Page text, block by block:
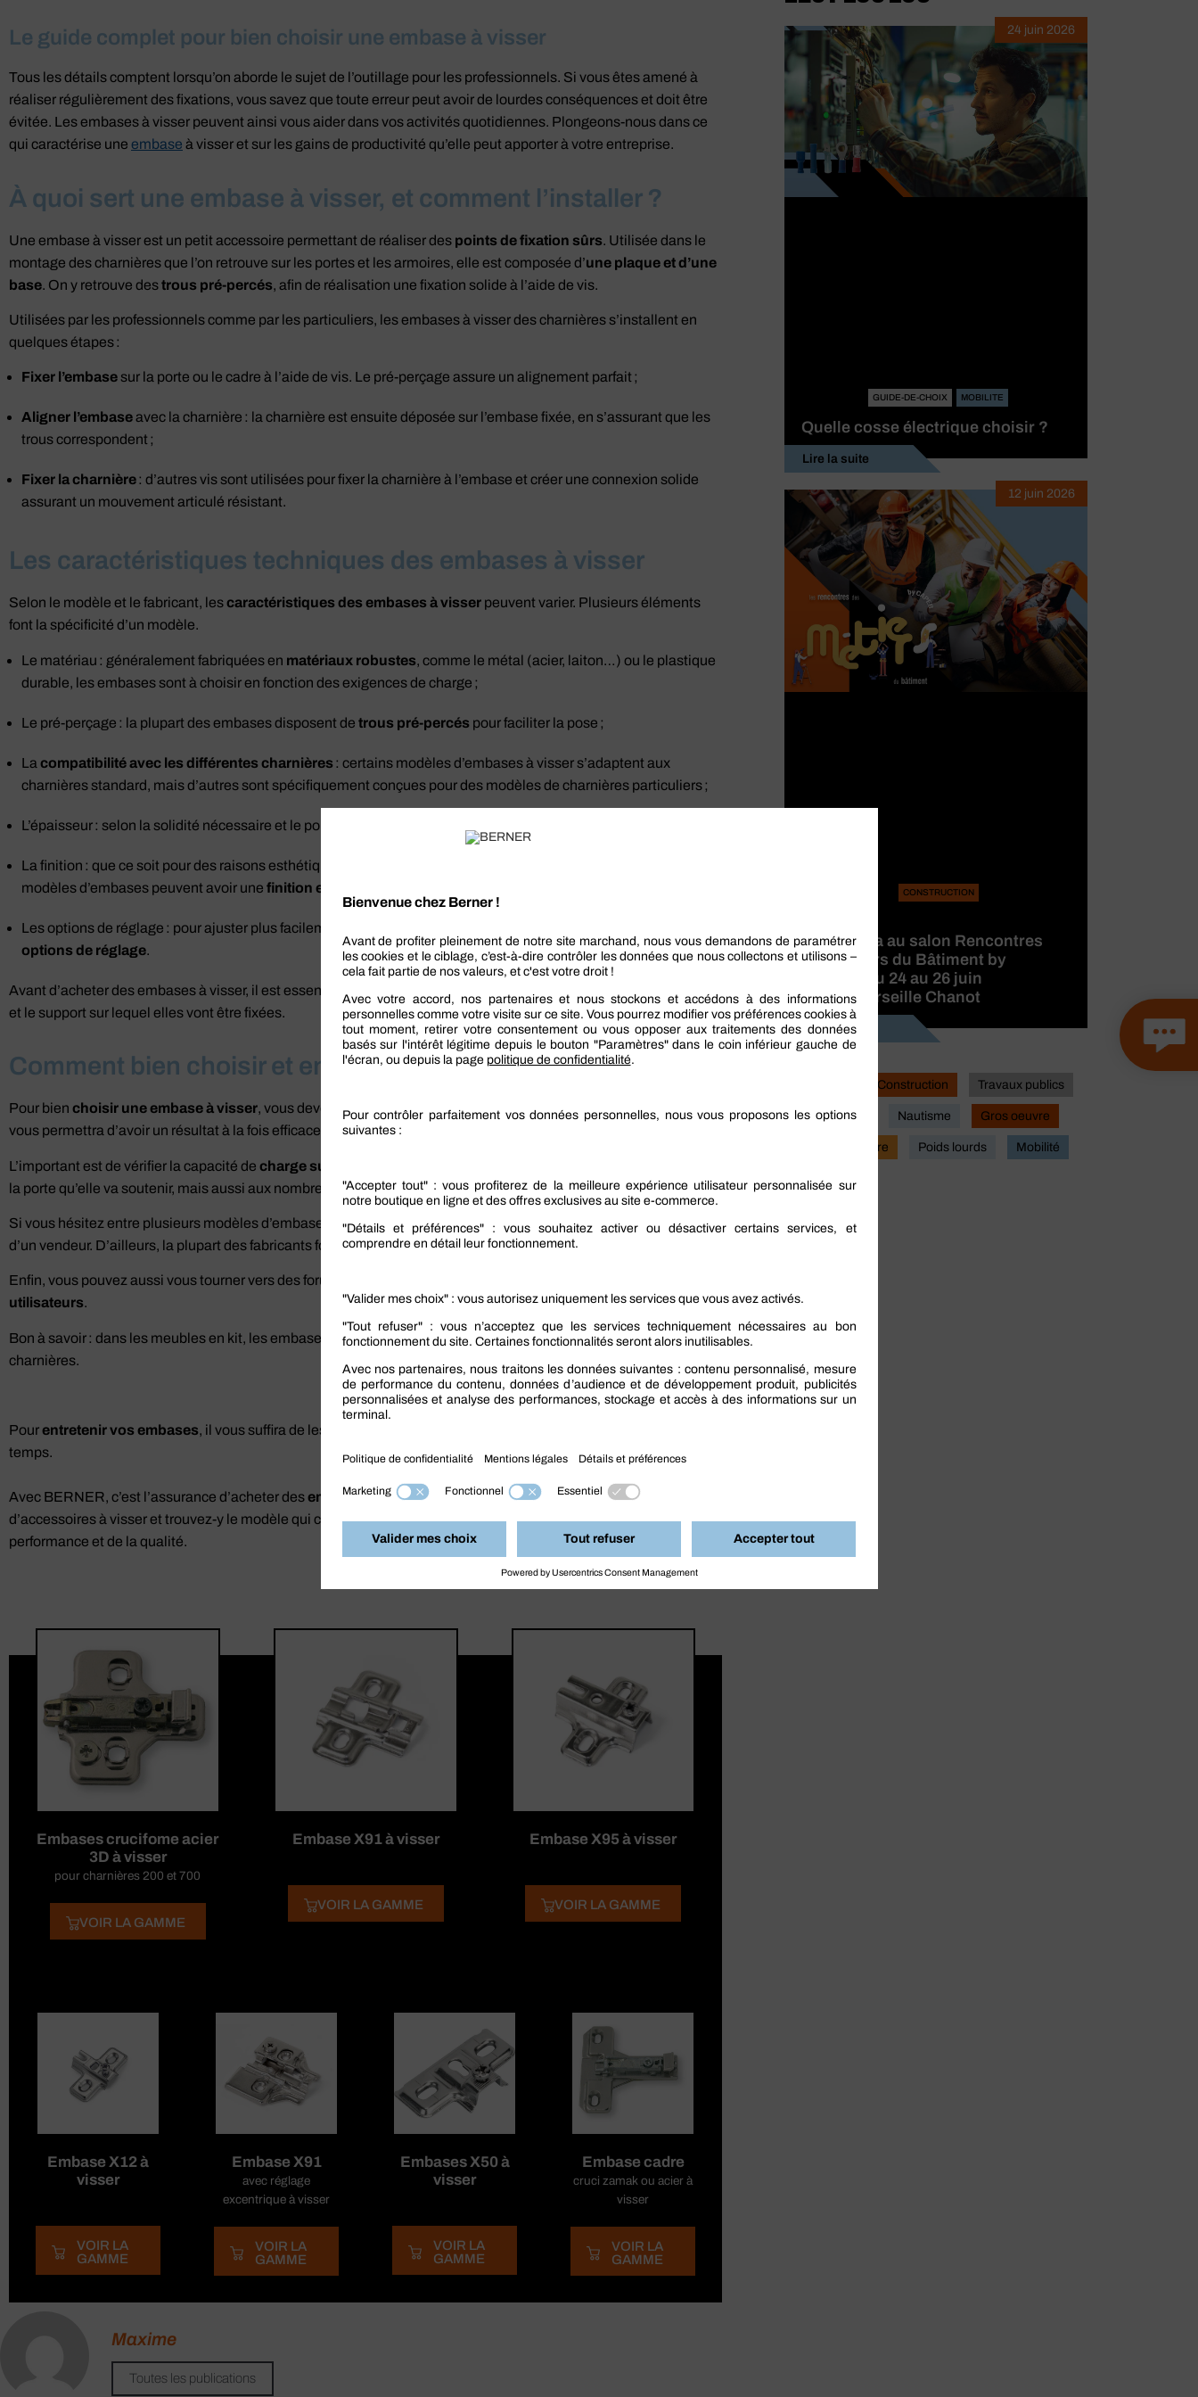
Le guide complet pour bien choisir une embase à visser
Tous les détails comptent lorsqu’on aborde le sujet de l’outillage pour les professionnels. Si vous êtes amené à
réaliser régulièrement des fixations, vous savez que toute erreur peut avoir de lourdes conséquences et doit être
évitée. Les embases à visser peuvent ainsi vous aider dans vos activités quotidiennes. Plongeons-nous dans ce
qui caractérise une embase à visseret sur les gains de productivité qu’elle peut apporter à votre entreprise.
À quoi sert une embase à visser, et comment l’installer ?
Une embase à visser est un petit accessoire permettant de réaliser des points de fixation sûrs. Utilisée dans le
montage des charnières que l’on retrouve sur les portes et les armoires, elle est composée d’une plaque et d’une
base. On y retrouve destrous pré-percés, afin de réalisation une fixation solide à l’aide de vis.
Utilisées par les professionnels comme par les particuliers, les embases à visser des charnières s’installent en
quelques étapes :
Fixer l’embase sur la porte ou le cadre à l’aide de vis. Le pré-perçage assure un alignement parfait ;
Aligner l’embaseavec la charnière : la charnière est ensuite déposée sur l’embase fixée, en s’assurant que les
trous correspondent ;
Fixer la charnière: d’autres vis sont utilisées pour fixer la charnière à l’embase et créer une connexion solide
assurant un mouvement articulé résistant.
Les caractéristiques techniques des embases à visser
Selon le modèle et le fabricant, lescaractéristiques des embases à visser peuvent varier. Plusieurs éléments
font la spécificité d’un modèle.
Le matériau : généralement fabriquées en matériaux robustes, comme le métal (acier, laiton…) ou le plastique
durable, les embases sont à choisir en fonction des exigences de charge ;
Le pré-perçage : la plupart des embases disposent de trous pré-percés pour faciliter la pose ;
La compatibilité avec les différentes charnières : certains modèles d’embases à visser s’adaptent aux
charnières standard, mais d’autres sont spécifiquement conçues pour des modèles de charnières particuliers ;
L’épaisseur : selon la solidité nécessaire et le poids à supporter, l’
La finition : que ce soit pour des raisons esthétiques, ou pour améliorer la résistance à la corrosion, certains
modèles d’embases peuvent avoir une finition en zinc, en chrome ou en laiton
Les options de réglage : pour ajuster plus facilement la position de la charnière, certaines embases offrent des
options de réglage.
Avant d’acheter des embases à visser, il est essentiel de vérifier la compatibilité avec les charnières sélectionnées
et le support sur lequel elles vont être fixées.
Comment bien choisir et entretenir une embase à visser ?
Pour bien choisir une embase à visser, vous devez donc prendre en compte toutes ses caractéristiques. Cela
vous permettra d’avoir un résultat à la fois efficace et design, quel que soit votre projet.
L’important est de vérifier la capacité de charge supportée
la porte qu’elle va soutenir, mais aussi aux nombreux mouvements d’ouverture et de fermeture qu’elle va subir.
Si vous hésitez entre plusieurs modèles d’embase, n’hésitez pas àdemander conseilauprès d’un fabricant ou
d’un vendeur. D’ailleurs, la plupart des fabricants fournissent des recommandations pour chacun de leur produit.
Enfin, vous pouvez aussi vous tourner vers des forums ou des sites Internet où vous pourrez retrouver l’
utilisateurs.
Bon à savoir : dans les meubles en kit, les embases à visser sont pratiquement toujours fournies avec les
charnières.
Pourentretenir vos embases, il vous suffira de les dépoussiérer régulièrement, et de resserrer les vis de temps en
temps.
Avec BERNER, c’est l’assurance d’acheter desembases à visserde qualité supérieure. Explorer la gamme
d’accessoires à visser et trouvez-y le modèle qui correspond à vos besoins. Berner, c’est le choix de la
performance et de la qualité.
Embases crucifome acier
3D à visser
pour charnières 200 et 700
VOIR LA GAMME
Embase X91 à visser
VOIR LA GAMME
Embase X95 à visser
VOIR LA GAMME
Embase X12 à
visser
VOIR LA
GAMME
Embase X91
avec réglage
excentrique à visser
VOIR LA
GAMME
Embases X50 à
visser
VOIR LA
GAMME
Embase cadre
cruci zamak ou acier à
visser
VOIR LA
GAMME
Maxime
Toutes les publications
GUIDE-DE-CHOIX MOBILITE
Quelle cosse électrique choisir ?
Lire la suite
24 juin 2026
CONSTRUCTION
participera au salon Rencontres
des Métiers du Bâtiment by
CAPEB, du 24 au 26 juin
2026 à Marseille Chanot
Lire la suite
12 juin 2026
Construction Travaux publics
Actualites Nautisme Gros oeuvre
Second oeuvre Poids lourds Mobilité